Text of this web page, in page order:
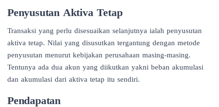
Penyusutan Aktiva Tetap
Transaksi yang perlu disesuaikan selanjutnya ialah penyusutan
aktiva tetap. Nilai yang disusutkan tergantung dengan metode
penyusutan menurut kebijakan perusahaan masing-masing.
Tentunya ada dua akun yang diikutkan yakni beban akumulasi
dan akumulasi dari aktiva tetap itu sendiri.
Pendapatan